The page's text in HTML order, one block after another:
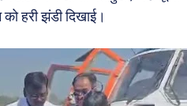
हरी झंडी दिखाई।